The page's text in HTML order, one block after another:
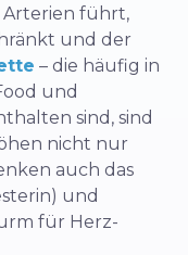
Arterien führt,
und der
– die häufig in
und
sind, sind
nicht nur
auch das
und
für Herz-